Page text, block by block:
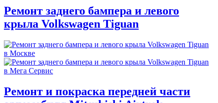
Ремонт заднего бампера и левого
крыла Volkswagen Tiguan
Ремонт и покраска передней части